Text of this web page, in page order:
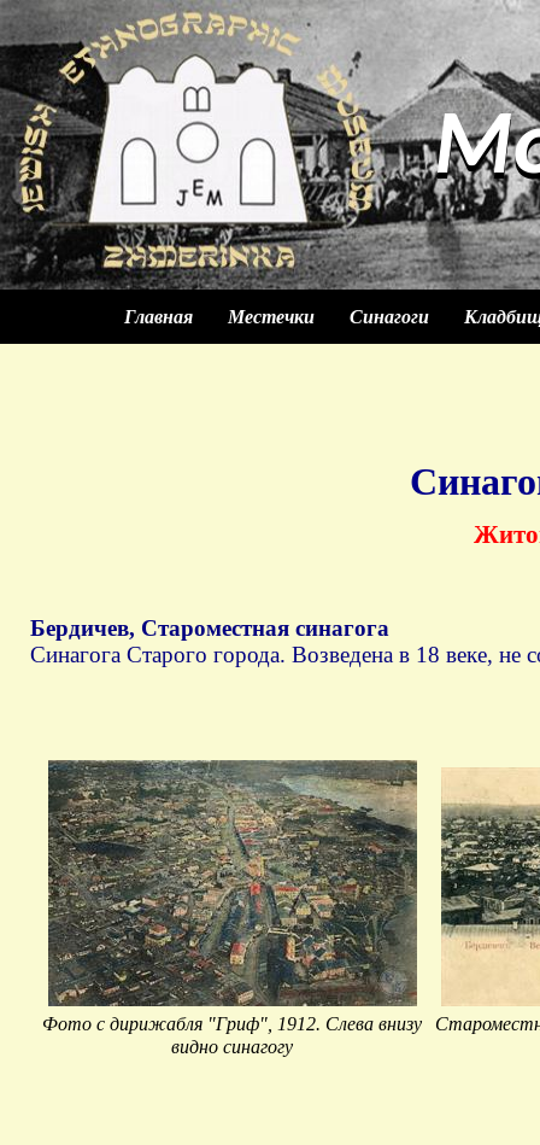
Бердичев, Староместная синагога
Синагога Старого города. Возведена в 18 веке, не
Фото с дирижабля "Гриф", 1912. Слева внизу
видно синагогу
Главная Местечки Синагоги